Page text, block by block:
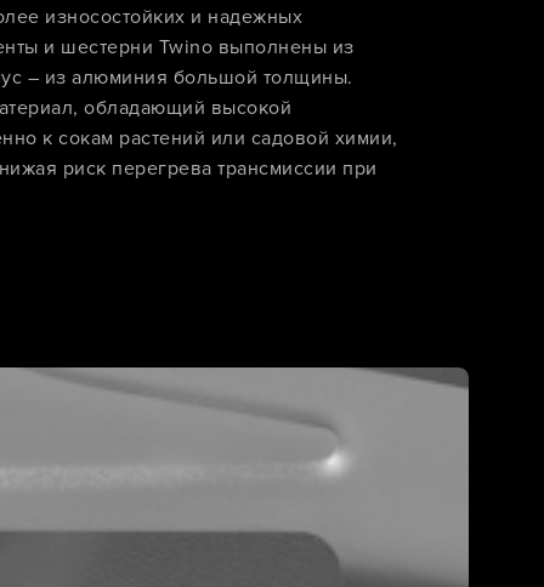
износостойких и надежных
и шестерни Twino выполнены из
– из алюминия большой толщины.
обладающий высокой
к сокам растений или садовой химии,
риск перегрева трансмиссии при